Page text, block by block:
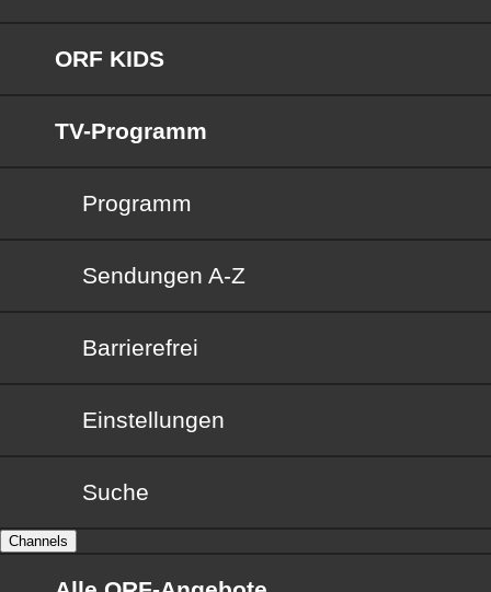
ORF KIDS
TV-Programm
Programm
Sendungen von A bis Z
Sendungen A-Z
Barrierefrei
Barrierefrei
Einstellungen
Suche
Channels